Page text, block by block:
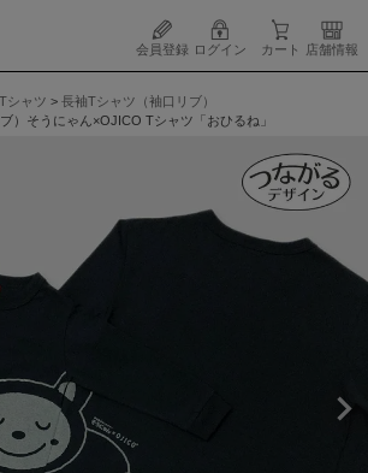
会員登録 ログイン カート 店舗情報
シャツ
長袖Tシャツ（袖口リブ）
）そうにゃん×OJICO Tシャツ「おひるね」